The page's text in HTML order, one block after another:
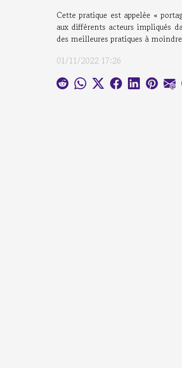
Cette pratique est appelée «
aux différents acteurs impliqués
des meilleures pratiques à
01/11/2022 17:26